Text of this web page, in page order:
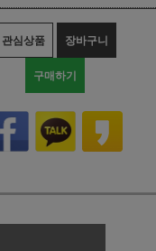
관심상품 장바구니
구매하기